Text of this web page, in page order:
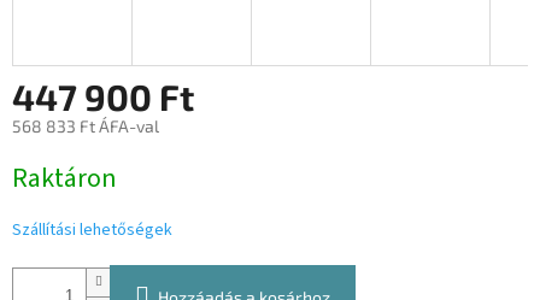
447 900 Ft
568 833 Ft ÁFA-val
Raktáron
Szállítási lehetőségek